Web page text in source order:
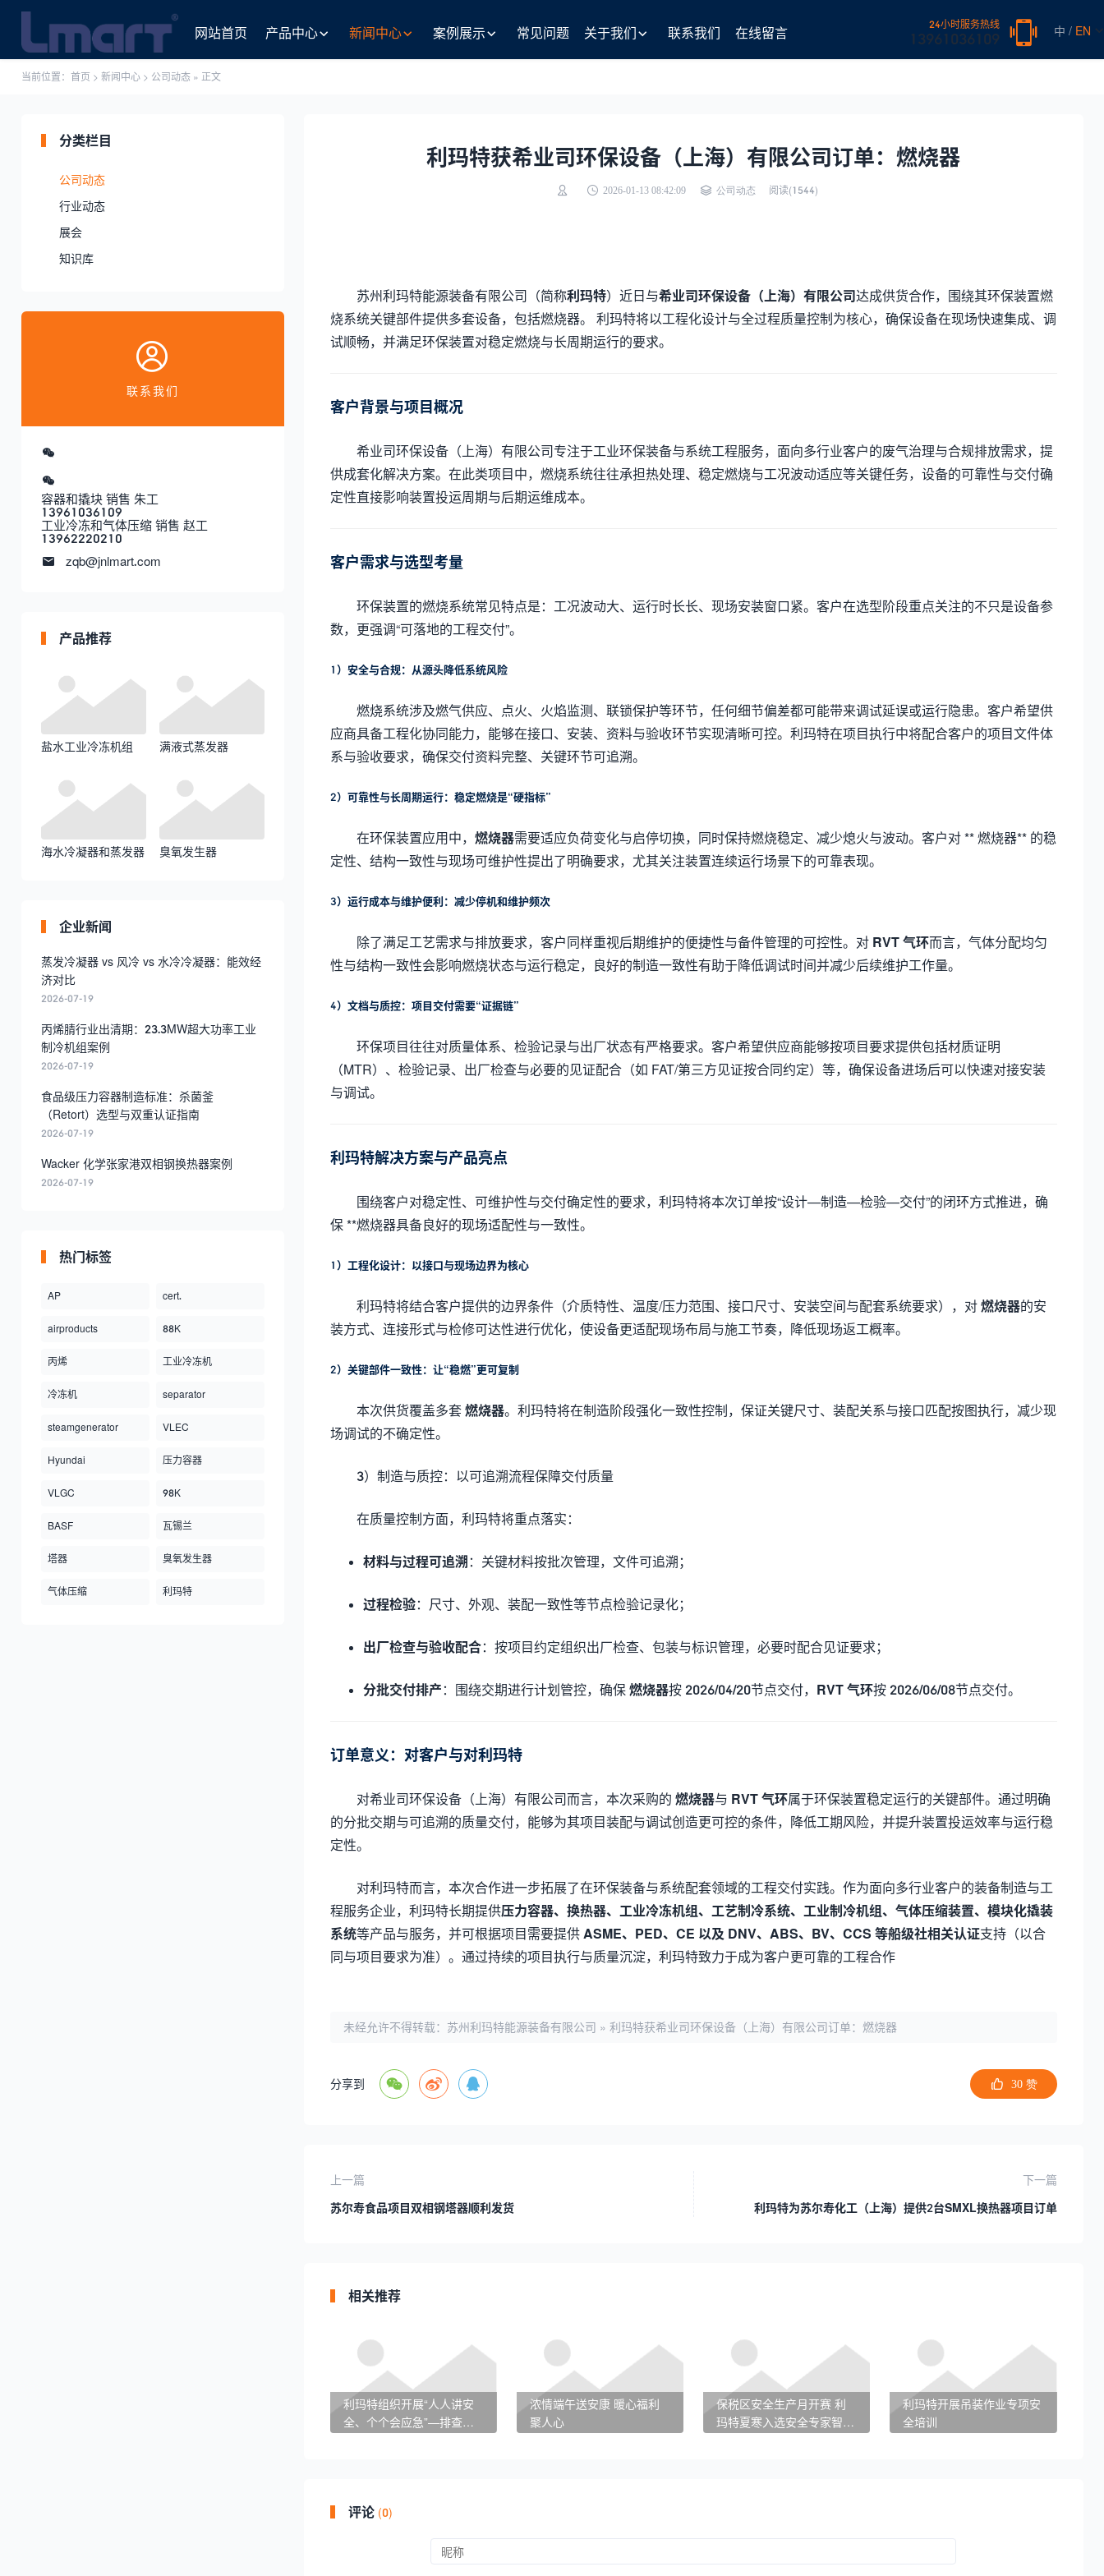
中 / EN
24小时服务热线
13961036109
网站首页 产品中心 新闻中心 案例展示 常见问题 关于我们 联系我们 在线留言
当前位置： 首页 > 新闻中心> 公司动态» 正文
利玛特获希业司环保设备（上海）有限公司订单：燃烧器
2026-01-13 08:42:09 公司动态 阅读(1544)
苏州利玛特能源装备有限公司（简称利玛特）近日与希业司环保设备（上海）有限公司达成供货合作，围绕其环保装置燃
烧系统关键部件提供多套设备，包括燃烧器。 利玛特将以工程化设计与全过程质量控制为核心，确保设备在现场快速集成、调
试顺畅，并满足环保装置对稳定燃烧与长周期运行的要求。
客户背景与项目概况
希业司环保设备（上海）有限公司专注于工业环保装备与系统工程服务，面向多行业客户的废气治理与合规排放需求，提
供成套化解决方案。在此类项目中，燃烧系统往往承担热处理、稳定燃烧与工况波动适应等关键任务，设备的可靠性与交付确
定性直接影响装置投运周期与后期运维成本。
客户需求与选型考量
环保装置的燃烧系统常见特点是：工况波动大、运行时长长、现场安装窗口紧。客户在选型阶段重点关注的不只是设备参
数，更强调“可落地的工程交付”。
1）安全与合规：从源头降低系统风险
燃烧系统涉及燃气供应、点火、火焰监测、联锁保护等环节，任何细节偏差都可能带来调试延误或运行隐患。客户希望供
应商具备工程化协同能力，能够在接口、安装、资料与验收环节实现清晰可控。利玛特在项目执行中将配合客户的项目文件体
系与验收要求，确保交付资料完整、关键环节可追溯。
2）可靠性与长周期运行：稳定燃烧是“硬指标”
在环保装置应用中， 燃烧器需要适应负荷变化与启停切换，同时保持燃烧稳定、减少熄火与波动。客户对 ** 燃烧器** 的稳
定性、结构一致性与现场可维护性提出了明确要求，尤其关注装置连续运行场景下的可靠表现。
3）运行成本与维护便利：减少停机和维护频次
除了满足工艺需求与排放要求，客户同样重视后期维护的便捷性与备件管理的可控性。对 RVT 气环而言，气体分配均匀
性与结构一致性会影响燃烧状态与运行稳定，良好的制造一致性有助于降低调试时间并减少后续维护工作量。
4）文档与质控：项目交付需要“证据链”
环保项目往往对质量体系、检验记录与出厂状态有严格要求。客户希望供应商能够按项目要求提供包括材质证明
（MTR）、检验记录、出厂检查与必要的见证配合（如 FAT/第三方见证按合同约定）等，确保设备进场后可以快速对接安装
与调试。
利玛特解决方案与产品亮点
围绕客户对稳定性、可维护性与交付确定性的要求，利玛特将本次订单按“设计—制造—检验—交付”的闭环方式推进，确
保 **燃烧器具备良好的现场适配性与一致性。
1）工程化设计：以接口与现场边界为核心
利玛特将结合客户提供的边界条件（介质特性、温度/压力范围、接口尺寸、安装空间与配套系统要求），对 燃烧器的安
装方式、连接形式与检修可达性进行优化，使设备更适配现场布局与施工节奏，降低现场返工概率。
2）关键部件一致性：让“稳燃”更可复制
本次供货覆盖多套 燃烧器。利玛特将在制造阶段强化一致性控制，保证关键尺寸、装配关系与接口匹配按图执行，减少现
场调试的不确定性。
3）制造与质控：以可追溯流程保障交付质量
在质量控制方面，利玛特将重点落实：
材料与过程可追溯 ：关键材料按批次管理，文件可追溯；
过程检验：尺寸、外观、装配一致性等节点检验记录化；
出厂检查与验收配合：按项目约定组织出厂检查、包装与标识管理，必要时配合见证要求；
分批交付排产 ：围绕交期进行计划管控，确保 燃烧器按 2026/04/20节点交付， RVT 气环按 2026/06/08节点交付。
订单意义：对客户与对利玛特
对希业司环保设备（上海）有限公司而言，本次采购的 燃烧器与 RVT 气环属于环保装置稳定运行的关键部件。通过明确
的分批交期与可追溯的质量交付，能够为其项目装配与调试创造更可控的条件，降低工期风险，并提升装置投运效率与运行稳
定性。
对利玛特而言，本次合作进一步拓展了在环保装备与系统配套领域的工程交付实践。作为面向多行业客户的装备制造与工
程服务企业，利玛特长期提供压力容器、换热器、工业冷冻机组、工艺制冷系统、工业制冷机组、气体压缩装置、模块化撬装
系统等产品与服务，并可根据项目需要提供 ASME、PED、CE 以及 DNV、ABS、BV、CCS 等船级社相关认证支持（以合
同与项目要求为准）。通过持续的项目执行与质量沉淀，利玛特致力于成为客户更可靠的工程合作
未经允许不得转载： 苏州利玛特能源装备有限公司 » 利玛特获希业司环保设备（上海）有限公司订单：燃烧器
分享到 30赞
上一篇
苏尔寿食品项目双相钢塔器顺利发货
下一篇
利玛特为苏尔寿化工（上海）提供2台SMXL换热器项目订单
相关推荐
利玛特组织开展“人人讲安
全、个个会应急”—排查整
浓情端午送安康 暖心福利
聚人心
保税区安全生产月开赛 利
玛特夏寒入选安全专家智囊
利玛特开展吊装作业专项安
全培训
评论 (0)
分类栏目
公司动态
行业动态
展会
知识库
联系我们
容器和撬块 销售 朱工
13961036109
工业冷冻和气体压缩 销售 赵工
13962220210
zqb@jnlmart.com
产品推荐
盐水工业冷冻机组 满液式蒸发器
海水冷凝器和蒸发器 臭氧发生器
企业新闻
蒸发冷凝器 vs 风冷 vs 水冷冷凝器：能效经
济对比
2026-07-19
丙烯腈行业出清期：23.3MW超大功率工业
制冷机组案例
2026-07-19
食品级压力容器制造标准：杀菌釜
（Retort）选型与双重认证指南
2026-07-19
Wacker 化学张家港双相钢换热器案例
2026-07-19
热门标签
AP cert.
airproducts 88K
丙烯 工业冷冻机
冷冻机 separator
steamgenerator VLEC
Hyundai 压力容器
VLGC 98K
BASF 瓦锡兰
塔器 臭氧发生器
气体压缩 利玛特